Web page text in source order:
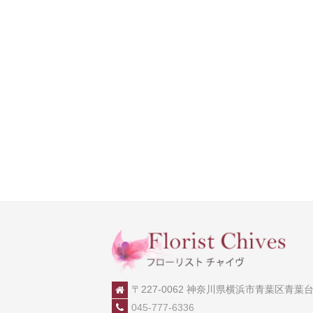
〒227-0062 神奈川県横浜市青葉区青葉
045-777-6336